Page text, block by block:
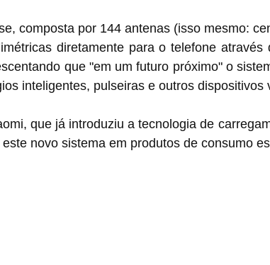
composta por 144 antenas (isso mesmo:
diretamente para o telefone através
que "em um futuro próximo" o
inteligentes, pulseiras e outros dispositivos
que já introduziu a tecnologia de
novo sistema em produtos de consumo